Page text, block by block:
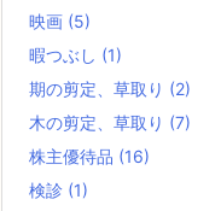
映画 (5)
暇つぶし (1)
期の剪定、草取り (2)
木の剪定、草取り (7)
株主優待品 (16)
検診 (1)